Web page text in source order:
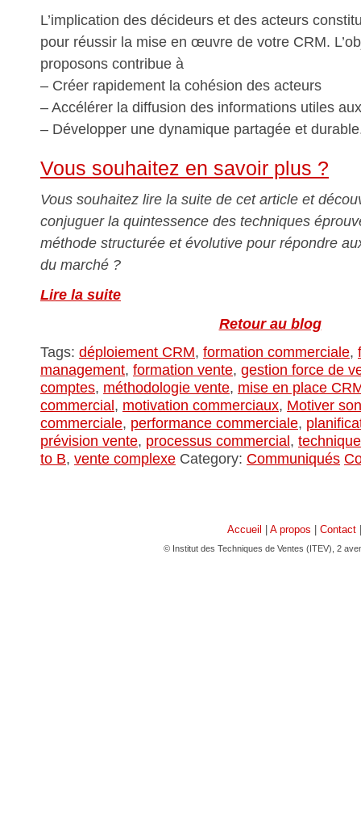
L’implication des décideurs et des acteurs
pour réussir la mise en œuvre de votre CRM.
proposons contribue à
– Créer rapidement la cohésion des acteurs
– Accélérer la diffusion des informations utiles
– Développer une dynamique partagée et
Vous souhaitez en savoir plus ?
Vous souhaitez lire la suite de cet article et
conjuguer la quintessence des techniques
méthode structurée et évolutive pour répondre
du marché ?
Lire la suite
Retour au blog
Tags: déploiement CRM, formation commerciale,
management, formation vente, gestion force de
comptes, méthodologie vente, mise en place
commercial, motivation commerciaux, Motiver
commerciale, performance commerciale,
prévision vente, processus commercial,
to B, vente complexe Category: Communiqués
Accueil A propos Contact
© Institut des Techniques de Ventes (ITEV), 2